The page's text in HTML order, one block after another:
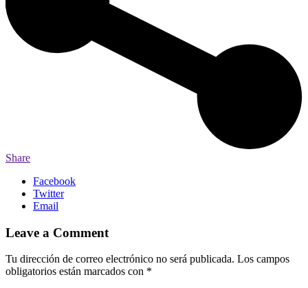
Share
Facebook
Twitter
Email
Leave a Comment
Tu dirección de correo electrónico no será publicada. Los campos
obligatorios están marcados con *